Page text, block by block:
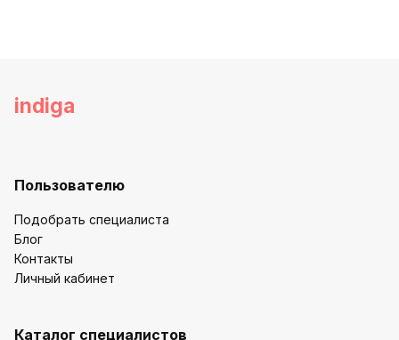
indiga
Пользователю
Подобрать специалиста
Блог
Контакты
Личный кабинет
Каталог специалистов